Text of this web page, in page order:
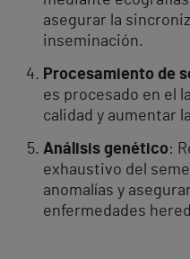
asegurar la
inseminación.
Procesamiento de
es procesado en el
calidad y aumentar
Análisis genético:
exhaustivo del
anomalías y
enfermedades